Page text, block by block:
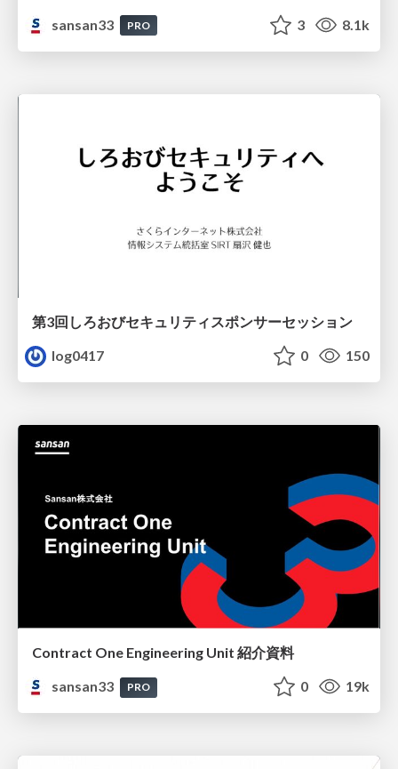
sansan33
PRO 3 8.1k
第3回しろおびセキュリティスポンサーセッション
log0417
0 150
Contract One Engineering Unit 紹介資料
sansan33
PRO 0 19k